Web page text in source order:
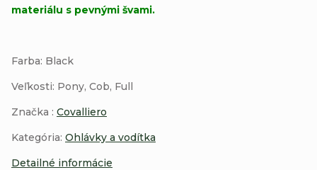
materiálu s pevnými švami.
Farba: Black
Veľkosti: Pony, Cob, Full
Značka : Covalliero
Kategória: Ohlávky a vodítka
Detailné informácie